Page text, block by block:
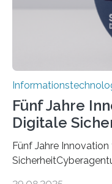
Fünf Jahre
Digitale
Fünf Jahre